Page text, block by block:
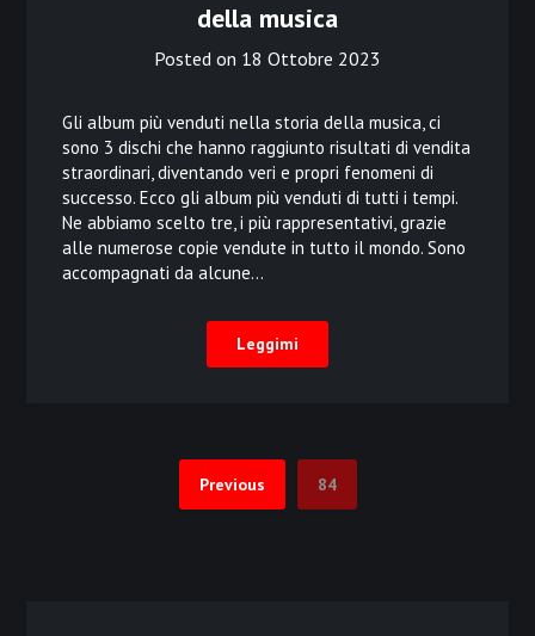
della musica
Posted on 18 Ottobre 2023
Gli album più venduti nella storia della musica, ci
sono 3 dischi che hanno raggiunto risultati di vendita
straordinari, diventando veri e propri fenomeni di
successo. Ecco gli album più venduti di tutti i tempi.
Ne abbiamo scelto tre, i più rappresentativi, grazie
alle numerose copie vendute in tutto il mondo. Sono
accompagnati da alcune…
Leggimi
Previous 84